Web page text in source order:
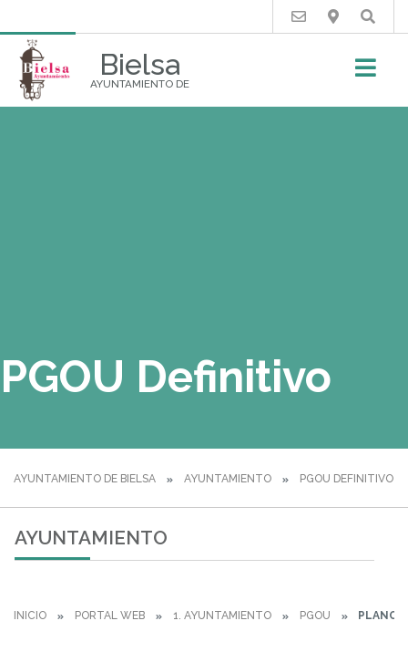
Bielsa
AYUNTAMIENTO DE
Buscar
PGOU Definitivo
AYUNTAMIENTO DE BIELSA AYUNTAMIENTO PGOU DEFINITIVO
AYUNTAMIENTO
INICIO PORTAL WEB 1. AYUNTAMIENTO PGOU PLANOS